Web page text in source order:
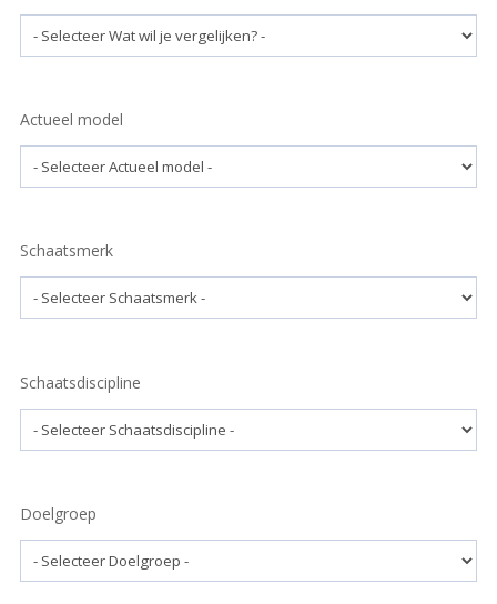
Actueel model
Schaatsmerk
Schaatsdiscipline
Doelgroep